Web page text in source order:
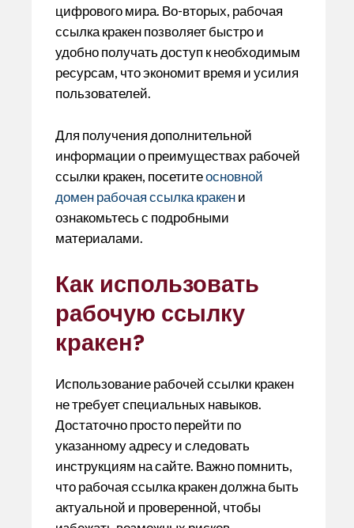
цифрового мира. Во-вторых, рабочая
ссылка кракен позволяет быстро и
удобно получать доступ к необходимым
ресурсам, что экономит время и усилия
пользователей.
Для получения дополнительной
информации о преимуществах рабочей
ссылки кракен, посетитеосновной
домен рабочая ссылка кракени
ознакомьтесь с подробными
материалами.
Как использовать
рабочую ссылку
кракен?
Использование рабочей ссылки кракен
не требует специальных навыков.
Достаточно просто перейти по
указанному адресу и следовать
инструкциям на сайте. Важно помнить,
что рабочая ссылка кракен должна быть
актуальной и проверенной, чтобы